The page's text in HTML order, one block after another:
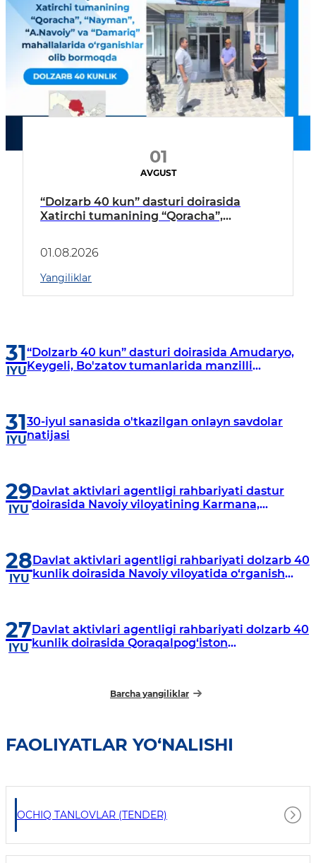
01
AVGUST
“Dolzarb 40 kun” dasturi doirasida
Xatirchi tumanining “Qoracha”,
borildi
01.08.2026
Yangiliklar
31
IYU
“Dolzarb 40 kun” dasturi doirasida Amudaryo,
Keygeli, Bo'zatov tumanlarida manzilli
31
IYU
30-iyul sanasida o'tkazilgan onlayn savdolar
natijasi
29
IYU
Davlat aktivlari agentligi rahbariyati dastur
doirasida Navoiy viloyatining Karmana,
28
IYU
Davlat aktivlari agentligi rahbariyati dolzarb 40
kunlik doirasida Navoiy viloyatida o‘rganish
27
IYU
Davlat aktivlari agentligi rahbariyati dolzarb 40
kunlik doirasida Qoraqalpog‘iston
Barcha yangiliklar
FAOLIYATLAR YO‘NALISHI
OCHIQ TANLOVLAR (TENDER)